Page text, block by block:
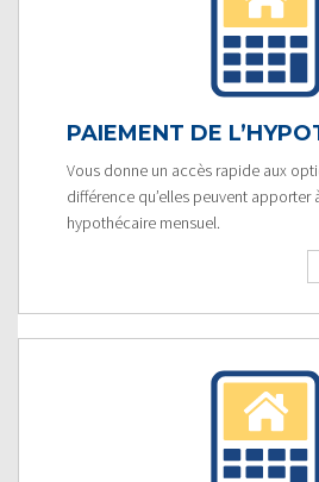
PAIEMENT DE
Vous donne un accès rapide aux
différence qu’elles peuvent apporter
hypothécaire mensuel.